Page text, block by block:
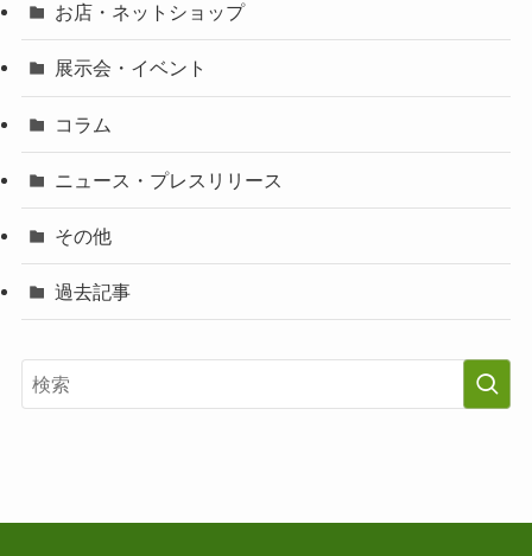
お店・ネットショップ
展示会・イベント
コラム
ニュース・プレスリリース
その他
過去記事